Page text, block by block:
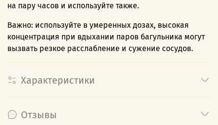
на пару часов и используйте также.
Важно: используйте в умеренных дозах, высокая
концентрация при вдыхании паров багульника могут
вызвать резкое расслабление и сужение сосудов.
Характеристики
Отзывы